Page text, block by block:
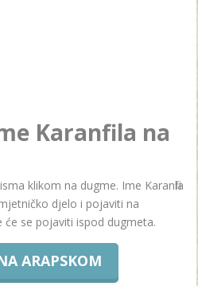
Karanfila na
klikom na dugme. Ime Karanfila
djelo i pojaviti na
se pojaviti ispod dugmeta.
ARAPSKOM